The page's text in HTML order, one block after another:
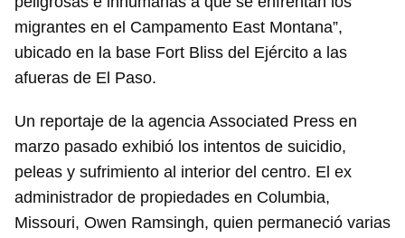
Guardar como favorito
migrantes en el Campamento East Montana”,
ubicado en la base Fort Bliss del Ejército a las
afueras de El Paso.
Un reportaje de la agencia Associated Press en
marzo pasado exhibió los intentos de suicidio,
peleas y sufrimiento al interior del centro. El ex
administrador de propiedades en Columbia,
Missouri, Owen Ramsingh, quien permaneció varias